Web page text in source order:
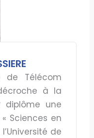
de Télécom
à la
une
Sciences en
de